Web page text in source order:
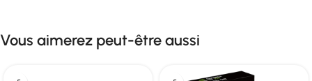
Vous aimerez peut-être aussi